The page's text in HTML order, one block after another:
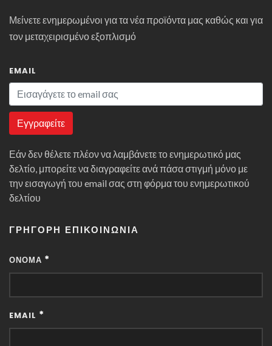
Μείνετε ενημερωμένοι για τα νέα προϊόντα μας καθώς και για
τον μεταχειρισμένο εξοπλισμό
EMAIL
Εγγραφείτε
Εάν δεν θέλετε πλέον να λαμβάνετε το ενημερωτικό μας
δελτίο, μπορείτε να διαγραφείτε ανά πάσα στιγμή μόνο με
την εισαγωγή του email σας στη φόρμα του ενημερωτικού
δελτίου
ΓΡΉΓΟΡΗ ΕΠΙΚΟΙΝΩΝΊΑ
ΌΝΟΜΑ *
EMAIL *